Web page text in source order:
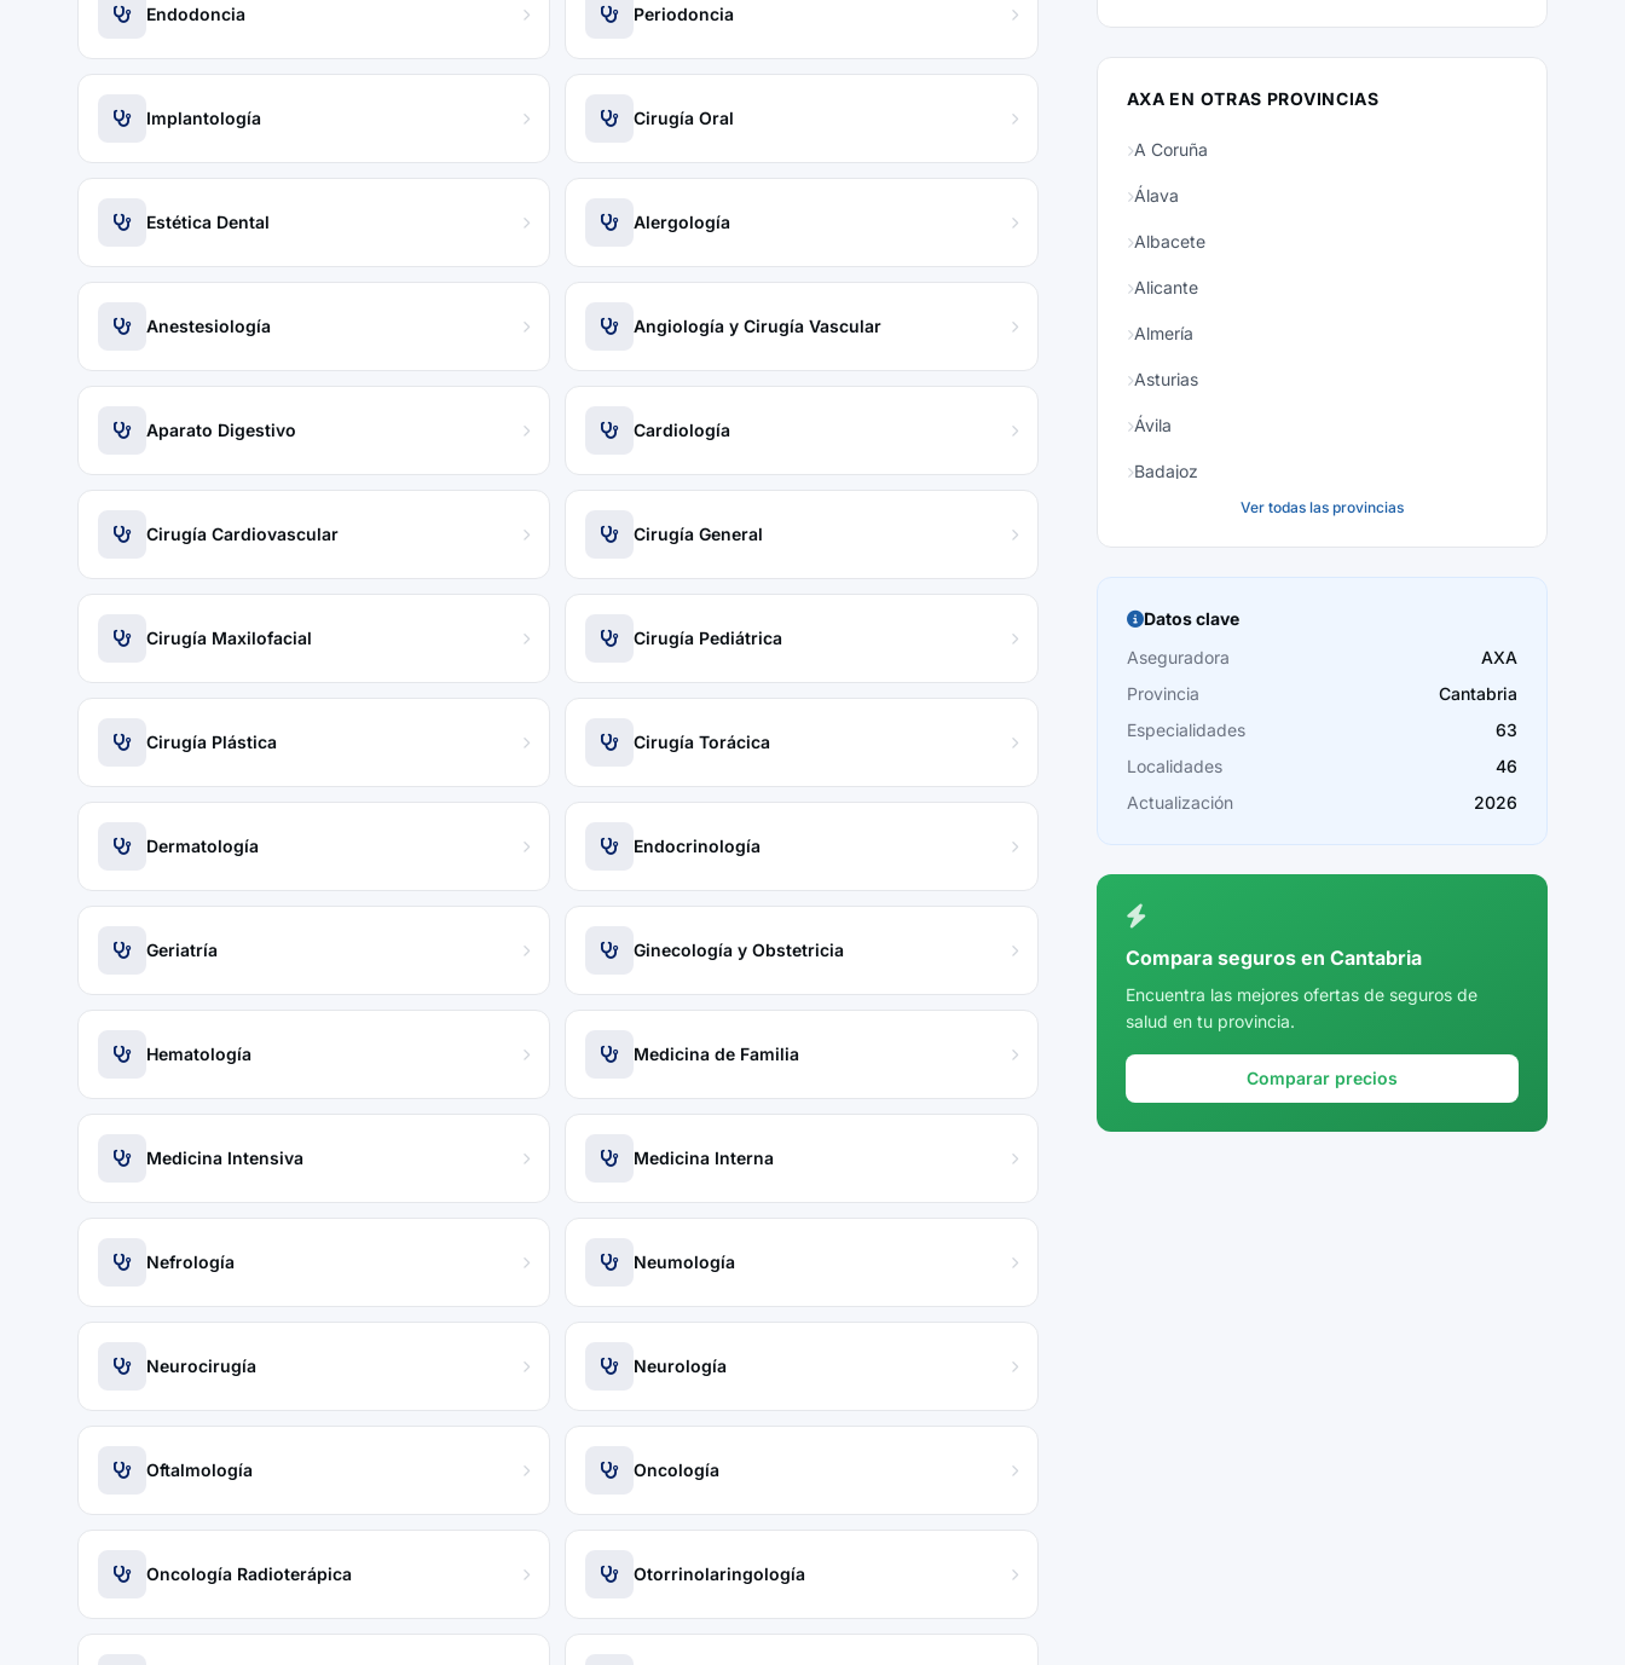
Endodoncia Periodoncia
Implantología Cirugía Oral
Estética Dental Alergología
Anestesiología Angiología y Cirugía Vascular
Aparato Digestivo Cardiología
Cirugía Cardiovascular Cirugía General
Cirugía Maxilofacial Cirugía Pediátrica
Cirugía Plástica Cirugía Torácica
Dermatología Endocrinología
Geriatría Ginecología y Obstetricia
Hematología Medicina de Familia
Medicina Intensiva Medicina Interna
Nefrología Neumología
Neurocirugía Neurología
Oftalmología Oncología
Oncología Radioterápica Otorrinolaringología
AXA EN OTRAS PROVINCIAS
A Coruña
Álava
Albacete
Alicante
Almería
Asturias
Ávila
Badajoz
Burgos
Cáceres
Cádiz
Cantabria
Castellón
Córdoba
Cuenca
Girona
Ver todas las provincias
Datos clave
Aseguradora
AXA
Provincia
Cantabria
Especialidades
63
Localidades
46
Actualización
2026
Compara seguros en Cantabria
Encuentra las mejores ofertas de seguros de
salud en tu provincia.
Comparar precios